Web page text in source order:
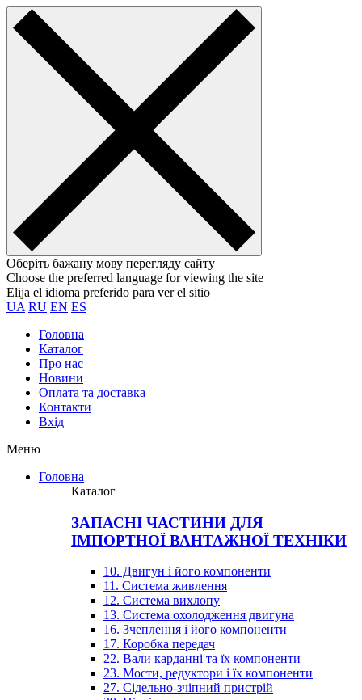
Оберіть бажану мову перегляду сайту
Choose the preferred language for viewing the site
Elija el idioma preferido para ver el sitio
UA RU EN ES
Головна
Каталог
Про нас
Новини
Оплата та доставка
Контакти
Вхiд
Меню
Головна
Каталог
ЗАПАСНІ ЧАСТИНИ ДЛЯ
ІМПОРТНОЇ ВАНТАЖНОЇ ТЕХНІКИ
10. Двигун і його компоненти
11. Система живлення
12. Система вихлопу
13. Система охолодження двигуна
16. Зчеплення і його компоненти
17. Коробка передач
22. Вали карданні та їх компоненти
23. Мости, редуктори і їх компоненти
27. Сідельно-зчіпний пристрій